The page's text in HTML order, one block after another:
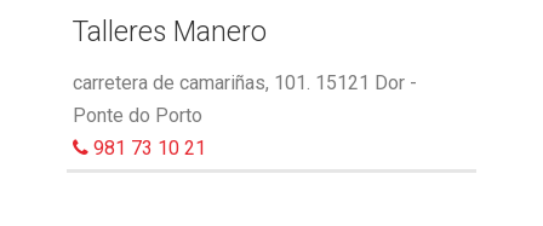
Talleres Manero
carretera de camariñas, 101. 15121 Dor -
Ponte do Porto
981 73 10 21